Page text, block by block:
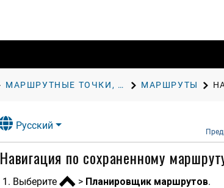
МАРШРУТНЫЕ ТОЧКИ, МАРШРУТЫ И ТРЕКИ МАРШРУТЫ
Русский
Навигация по сохраненному
Выберите > Планировщик маршрутов.